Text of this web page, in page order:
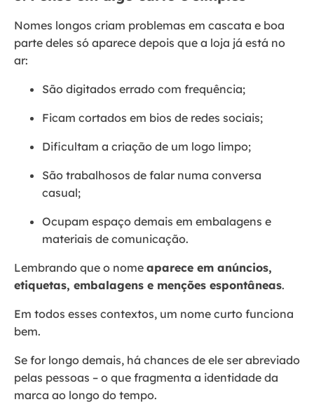
Nomes longos criam problemas em cascata e boa
parte deles só aparece depois que a loja já está no
ar:
São digitados errado com frequência;
Ficam cortados em bios de redes sociais;
Dificultam a criação de um logo limpo;
São trabalhosos de falar numa conversa
casual;
Ocupam espaço demais em embalagens e
materiais de comunicação.
Lembrando que o nome aparece em anúncios,
etiquetas, embalagens e menções espontâneas.
Em todos esses contextos, um nome curto funciona
bem.
Se for longo demais, há chances de ele ser abreviado
pelas pessoas – o que fragmenta a identidade da
marca ao longo do tempo.